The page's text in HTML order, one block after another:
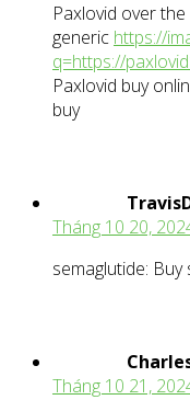
Paxlovid over
generic https://
q=https://
Paxlovid buy
buy
Tháng 10 20,
semaglutide: Buy
Tháng 10 21,